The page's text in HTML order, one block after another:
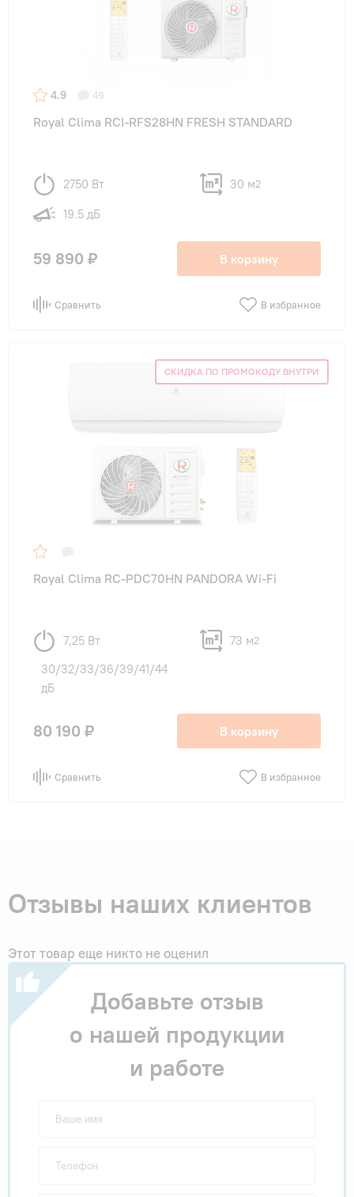
4.9 49
Royal Clima RCI-RFS28HN FRESH STANDARD
2750 Вт 30 м2
19.5 дБ
59 890 ₽ В корзину
Сравнить В избранное
СКИДКА ПО ПРОМОКОДУ ВНУТРИ
Royal Clima RC-PDC70HN PANDORA Wi-Fi
7,25 Вт 73 м2
30/32/33/36/39/41/44
дБ
80 190 ₽ В корзину
Сравнить В избранное
Отзывы наших клиентов
Этот товар еще никто не оценил
Добавьте отзыв
о нашей продукции
и работе